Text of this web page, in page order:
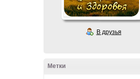
В друзья
Метки